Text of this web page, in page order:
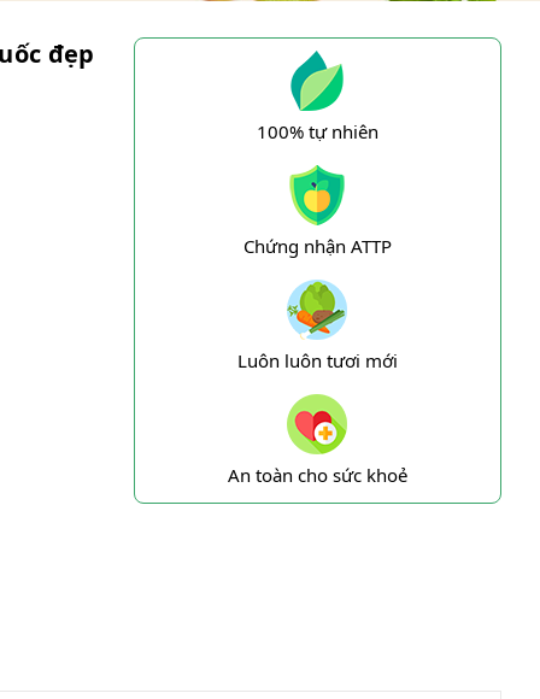
đẹp
100% tự nhiên
Chứng nhận ATTP
Luôn luôn tươi mới
An toàn cho sức khoẻ